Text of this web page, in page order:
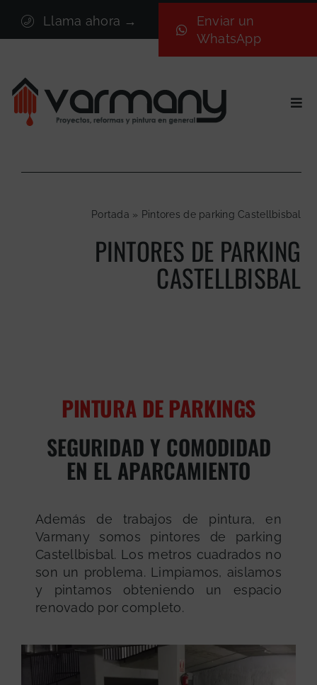
contenido
Llama ahora →
Enviar un
WhatsApp
Sectores
Portada » Pintores de parking Castellbisbal
PINTORES DE PARKING
CASTELLBISBAL
PINTURA DE PARKINGS
SEGURIDAD Y COMODIDAD
EN EL APARCAMIENTO
Además de trabajos de pintura, en
Varmany somos pintores de parking
Castellbisbal. Los metros cuadrados no
son un problema. Limpiamos, aislamos
y pintamos obteniendo un espacio
renovado por completo.